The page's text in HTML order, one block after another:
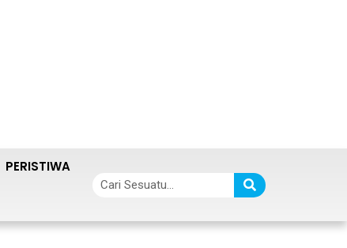
PERISTIWA